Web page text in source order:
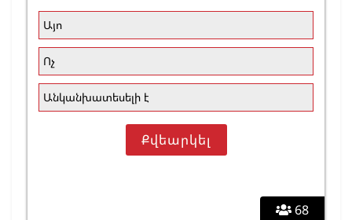
68
Այո
Ոչ
Անկանխատեսելի է